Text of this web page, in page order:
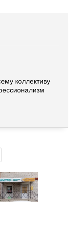
коллективу